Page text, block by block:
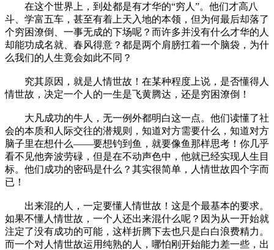
在这个世界上，到处都是有才华的“穷人”。他们才高八
斗、学富五车，甚至有着上天入地的本领，但为何最后却落了
个穷困潦倒、一事无成的下场呢？而许多并没有什么才华的人
却能功成名就、春风得意？都是两个肩膀扛着一个脑袋，为什
么我们的人生竟会如此不同？
究其原因，就是人情世故！在某种程度上说，是否懂得人
情世故，决定一个人的一生是飞黄腾达，还是穷困潦倒！
大凡成功的牛人，无一例外都明白这一点。他们读懂了社
会的本质和人际交往的潜规则，知道对方需要什么，知道对方
脑子里在想什么——要想钓到鱼，就要像鱼那样思考！你几乎
看不见他奔波劳碌，但是在不动声色中，他就已经实现人生目
标。他们成功的密码是什么？其实很简单，人情世故四个字而
已！
出来混的人，一定要懂人情世故！这是个最基本的要求。
如果不懂人情世故，一个人还出来混什么呢？因为从一开始就
注定了没有成功的可能，这样折腾下去也只是白白浪费精力。
而一个对人情世故运用纯熟的人，哪怕刚开始能力差一些，出